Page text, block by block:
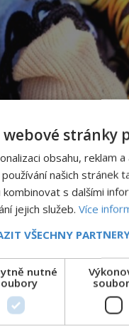
webové stránky
obsahu, reklam
našich stránek
kombinovat s dalšími
jejich služeb. Více
VŠECHNY
nutné